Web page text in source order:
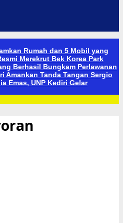
Rumah dan 5 Mobil yang
Merekrut Bek Korea Park
Berhasil Bungkam Perlawanan
Amankan Tanda Tangan Sergio
Emas, UNP Kediri Gelar